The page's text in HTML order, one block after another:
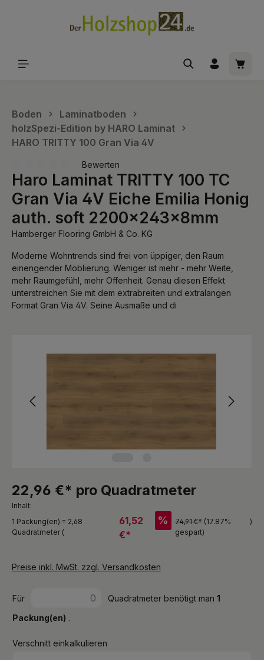
Boden
Laminatboden
holzSpezi-Edition by HARO Laminat
HARO TRITTY 100 Gran Via 4V
Durchschnittliche Bewertung von 0 von 5 Sternen
Bewerten
Haro Laminat TRITTY 100 TC
Gran Via 4V Eiche Emilia Honig
auth. soft 2200x243x8mm
Hamberger Flooring GmbH & Co. KG
Moderne Wohntrends sind frei von üppiger, den Raum
einengender Möblierung. Weniger ist mehr - mehr Weite,
mehr Raumgefühl, mehr Offenheit. Genau diesen Effekt
unterstreichen Sie mit dem extrabreiten und extralangen
Format Gran Via 4V. Seine Ausmaße und di
22,96 €* pro Quadratmeter
Inhalt:
1 Packung(en) = 2,68
Quadratmeter (
61,52
€*
% 74,91 €* (17.87%
gespart)
)
Preise inkl. MwSt. zzgl. Versandkosten
Für Quadratmeter benötigt man 1
Packung(en) .
Verschnitt einkalkulieren